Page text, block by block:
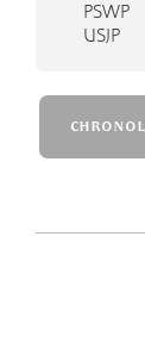
PSWP
USJP